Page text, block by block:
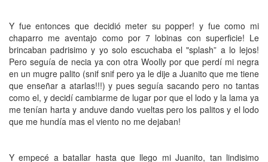
Y fueentonces que decidió meter su popper! y fue como mi
chaparro me aventajo como por 7 lobinas con superficie! Le
brincaban padrisimo y yo solo escuchaba el "splash” a lo lejos!
Pero seguía de necia ya con otra Woolly por que perdí mi negra
en un mugre palito (snif snif pero ya le dije a Juanito que me tiene
que enseñar a atarlas!!!) y pues seguía sacando pero no tantas
como el, y decidí cambiarme de lugar por que el lodo y la lama ya
me tenían harta y anduve dando vueltas pero los palitos y el lodo
que me hundía mas el viento no me dejaban!
Y empecé a batallar hasta que llego mi Juanito, tan lindisimo